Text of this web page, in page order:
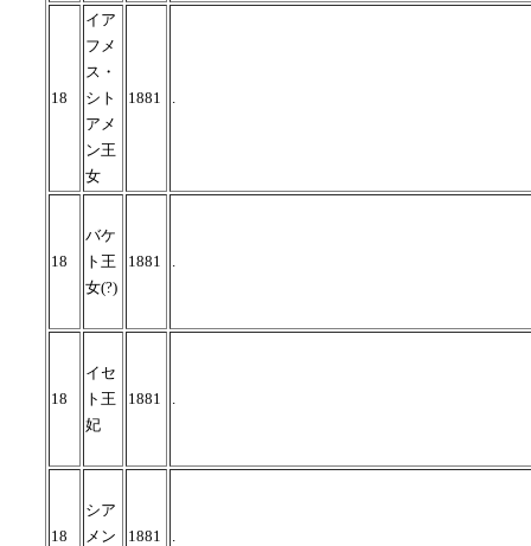
18
イア
フメ
ス・
シト
アメ
ン王
女
1881
18
バケ
ト王
女(?)
1881
18
イセ
ト王
妃
1881
18
シア
メン
1881